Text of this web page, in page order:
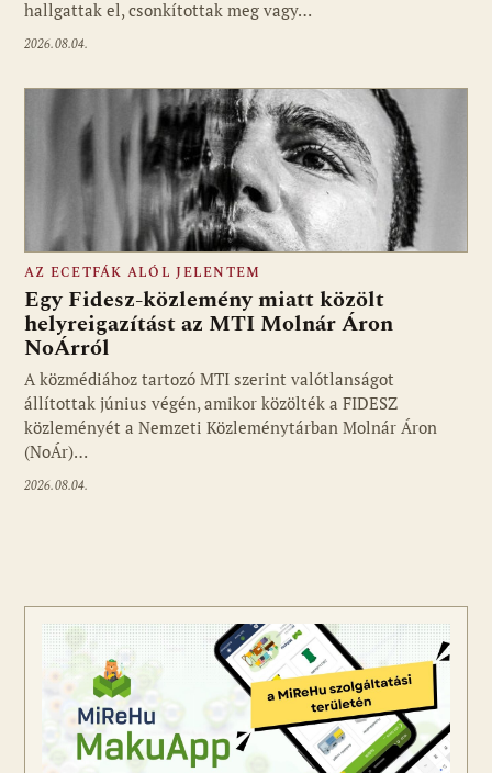
hallgattak el, csonkítottak meg vagy…
2026.08.04.
Fotó: media1.hu
AZ ECETFÁK ALÓL JELENTEM
Egy Fidesz-közlemény miatt közölt
helyreigazítást az MTI Molnár Áron
NoÁrról
A közmédiához tartozó MTI szerint valótlanságot
állítottak június végén, amikor közölték a FIDESZ
közleményét a Nemzeti Közleménytárban Molnár Áron
(NoÁr)…
2026.08.04.